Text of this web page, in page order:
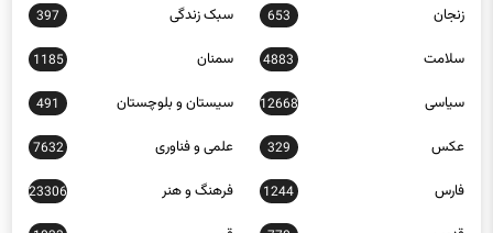
سلامت 4883 سمنان 1185
سیاسی 12668 سیستان و بلوچستان 491
عکس 329 علمی و فناوری 7632
فارس 1244 فرهنگ و هنر 23306
قزوین 770 قم 1033